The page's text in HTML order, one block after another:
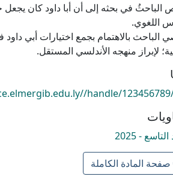
الباحثُ في بحثه إلى أن أبا داود كان
الباحث بالاهتمام بجمع اختيارات أبي
لإبراز منهجه الأندلسي المستقل.
handle/
- 2025
صفحة المادة الكاملة